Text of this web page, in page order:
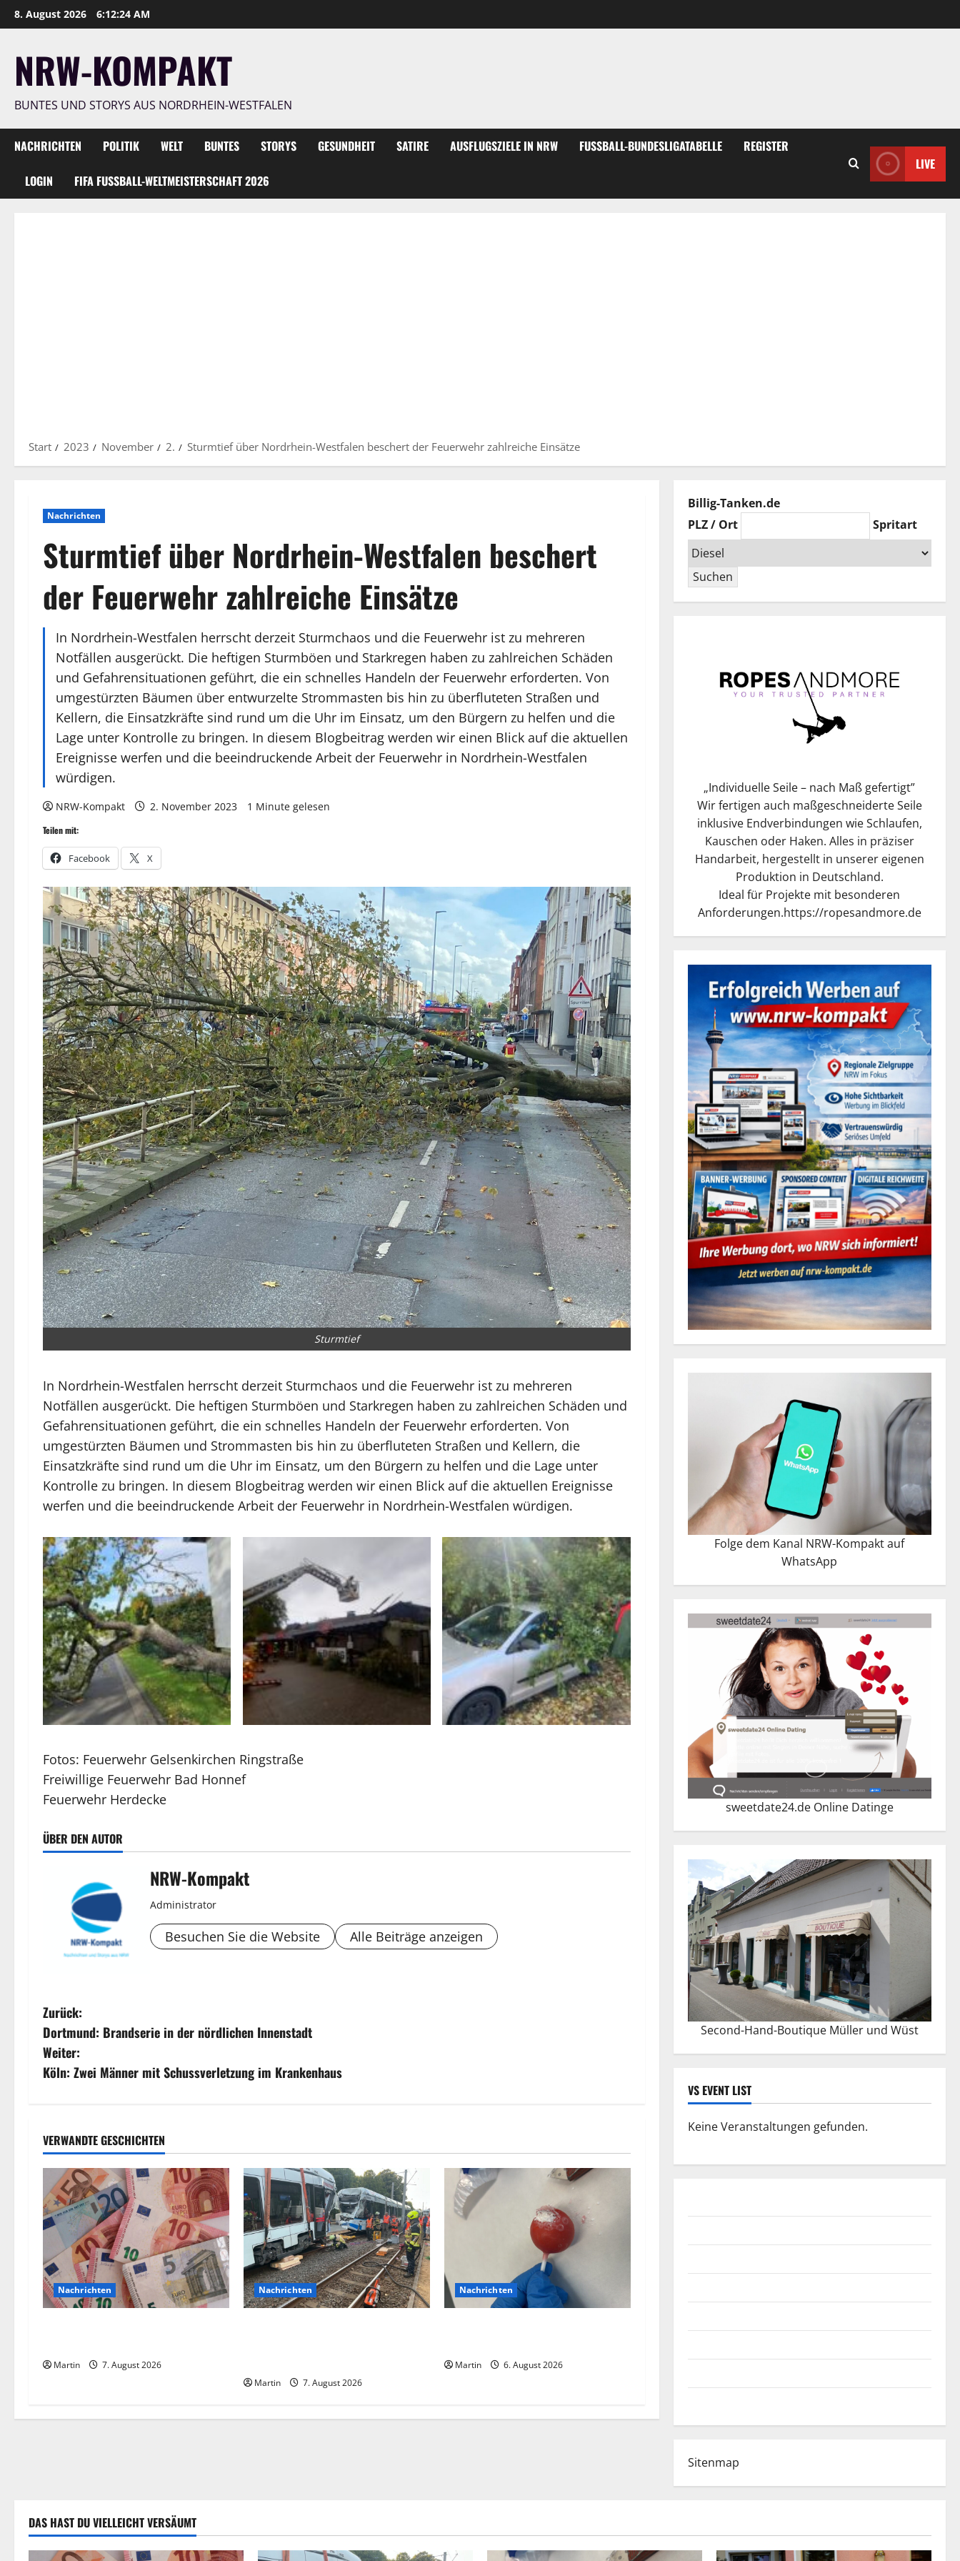
Zum
Inhalt
8. August 2026 6:12:25 AM
NRW-KOMPAKT
BUNTES UND STORYS AUS NORDRHEIN-WESTFALEN
NACHRICHTEN POLITIK WELT BUNTES STORYS GESUNDHEIT SATIRE AUSFLUGSZIELE IN NRW FUSSBALL-BUNDESLIGATABELLE REGISTER
LOGIN FIFA FUSSBALL-WELTMEISTERSCHAFT 2026
LIVE
Start 2023 November 2. Sturmtief über Nordrhein-Westfalen beschert der Feuerwehr zahlreiche Einsätze
Nachrichten
Sturmtief über Nordrhein-Westfalen beschert
der Feuerwehr zahlreiche Einsätze
In Nordrhein-Westfalen herrscht derzeit Sturmchaos und die Feuerwehr ist zu mehreren
Notfällen ausgerückt. Die heftigen Sturmböen und Starkregen haben zu zahlreichen Schäden
und Gefahrensituationen geführt, die ein schnelles Handeln der Feuerwehr erforderten. Von
umgestürzten Bäumen über entwurzelte Strommasten bis hin zu überfluteten Straßen und
Kellern, die Einsatzkräfte sind rund um die Uhr im Einsatz, um den Bürgern zu helfen und die
Lage unter Kontrolle zu bringen. In diesem Blogbeitrag werden wir einen Blick auf die aktuellen
Ereignisse werfen und die beeindruckende Arbeit der Feuerwehr in Nordrhein-Westfalen
würdigen.
NRW-Kompakt 2. November 2023 1 Minute gelesen
Teilen mit:
Facebook X
Sturmtief
In Nordrhein-Westfalen herrscht derzeit Sturmchaos und die Feuerwehr ist zu mehreren
Notfällen ausgerückt. Die heftigen Sturmböen und Starkregen haben zu zahlreichen Schäden und
Gefahrensituationen geführt, die ein schnelles Handeln der Feuerwehr erforderten. Von
umgestürzten Bäumen und Strommasten bis hin zu überfluteten Straßen und Kellern, die
Einsatzkräfte sind rund um die Uhr im Einsatz, um den Bürgern zu helfen und die Lage unter
Kontrolle zu bringen. In diesem Blogbeitrag werden wir einen Blick auf die aktuellen Ereignisse
werfen und die beeindruckende Arbeit der Feuerwehr in Nordrhein-Westfalen würdigen.
Fotos: Feuerwehr Gelsenkirchen Ringstraße
Freiwillige Feuerwehr Bad Honnef
Feuerwehr Herdecke
ÜBER DEN AUTOR
NRW-Kompakt
Administrator
Besuchen Sie die Website Alle Beiträge anzeigen
B
e
i
r
a
g
s
n
a
v
g
n
Zurück:
Dortmund: Brandserie in der nördlichen Innenstadt
Weiter:
Köln: Zwei Männer mit Schussverletzung im Krankenhaus
VERWANDTE GESCHICHTEN
Nachrichten
Martin 7. August 2026
Nachrichten
Martin 7. August 2026
Nachrichten
Martin 6. August 2026
Billig-Tanken.de
PLZ / Ort
Spritart
Suchen
„Individuelle Seile – nach Maß gefertigt”
Wir fertigen auch maßgeschneiderte Seile
inklusive Endverbindungen wie Schlaufen,
Kauschen oder Haken. Alles in präziser
Handarbeit, hergestellt in unserer eigenen
Produktion in Deutschland.
Ideal für Projekte mit besonderen
Anforderungen.https://ropesandmore.de
Folge dem Kanal NRW-Kompakt auf
WhatsApp
sweetdate24.de Online Datinge
Second-Hand-Boutique Müller und Wüst
VS EVENT LIST
Keine Veranstaltungen gefunden.
Sitenmap
DAS HAST DU VIELLEICHT VERSÄUMT